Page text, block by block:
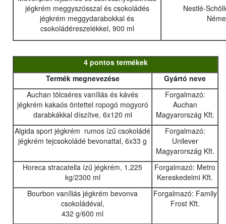
jégkrém meggyszósszal és csokoládés
jégkrém meggydarabokkal és
csokoládéreszelékkel, 900 ml
Nestlé-
4 pontos termékek
Termék megnevezése
Gyártó neve
Auchan tölcséres vaníliás és kávés
jégkrém kakaós öntettel ropogó mogyoró
darabkákkal díszítve, 6x120 ml
Forgalmazó:
Auchan
Magyarország Kft.
Algida sport jégkrém rumos ízű csokoládé
jégkrém tejcsokoládé bevonattal, 6x33 g
Forgalmazó:
Unilever
Magyarország Kft.
Horeca stracatella ízű jégkrém, 1,225
kg/2300 ml
Forgalmazó: Metro
Kereskedelmi Kft.
Bourbon vaníliás jégkrém bevonva
csokoládéval,
432 g/600 ml
Forgalmazó: Family
Frost Kft.